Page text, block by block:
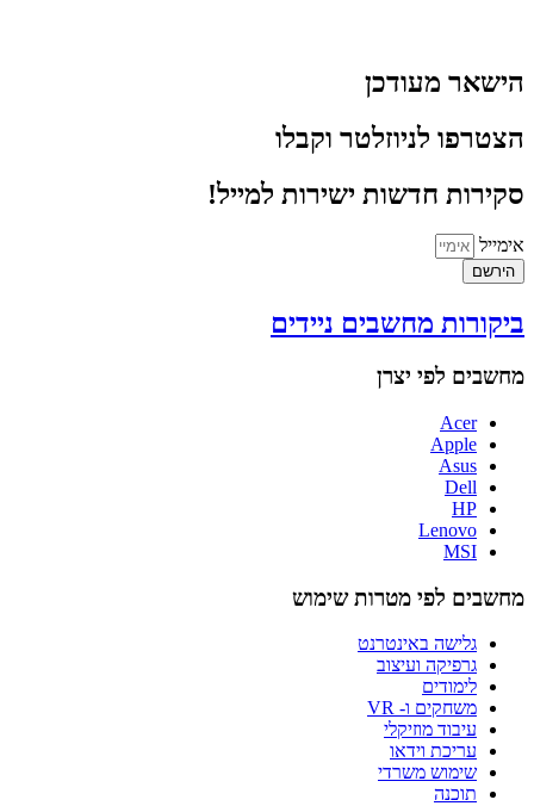
הישאר מעודכן
הצטרפו לניוזלטר וקבלו
סקירות חדשות ישירות למייל!
אימייל
הירשם
ביקורות מחשבים ניידים
מחשבים לפי יצרן
Acer
Apple
Asus
Dell
HP
Lenovo
MSI
מחשבים לפי מטרות שימוש
גלישה באינטרנט
גרפיקה ועיצוב
לימודים
משחקים ו- VR
עיבוד מוזיקלי
עריכת וידאו
שימוש משרדי
תוכנה